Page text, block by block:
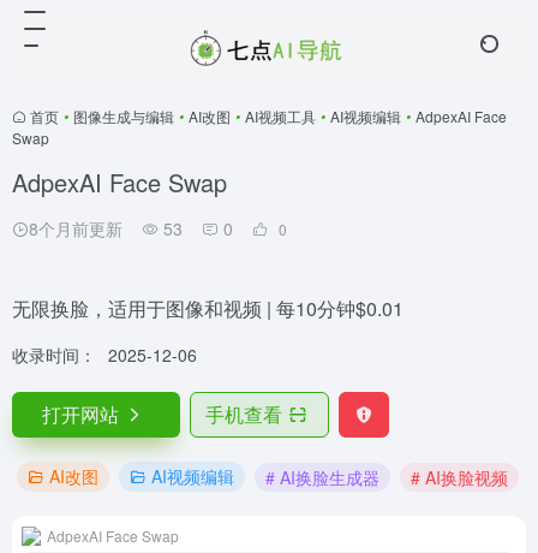
首页 • 图像生成与编辑 • AI改图 • AI视频工具 • AI视频编辑 • AdpexAI Face
Swap
AdpexAI Face Swap
8个月前更新 53 0 0
无限换脸，适用于图像和视频 | 每10分钟$0.01
收录时间： 2025-12-06
打开网站 手机查看
AI改图 AI视频编辑 # AI换脸生成器 # AI换脸视频
AdpexAI Face Swap